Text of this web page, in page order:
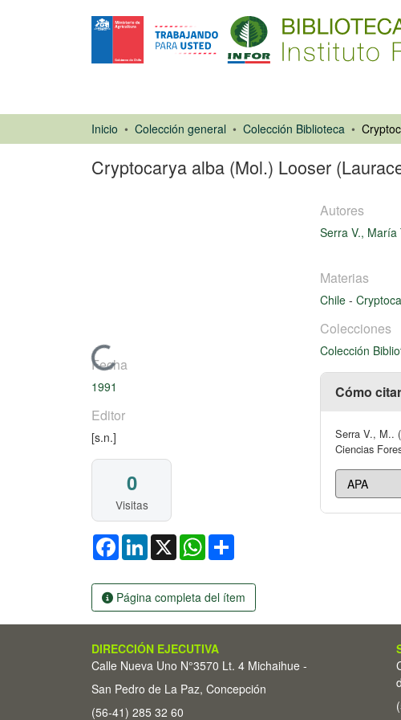
Inicio Colección general Colección Biblioteca
Cryptocarya alba (Mol.) Looser
Cargando...
Fecha
1991
Editor
[s.n.]
0
Visitas
FacebookLinkedIn
X WhatsApp
Página completa del ítem
Autores
Serra V., María
Materias
Chile -
Colecciones
Colección
Cómo citar
Serra V., M..
Ciencias
DIRECCIÓN EJECUTIVA
Calle Nueva Uno N°3570 Lt. 4 Michaihue -
San Pedro de La Paz, Concepción
(56-41) 285 32 60